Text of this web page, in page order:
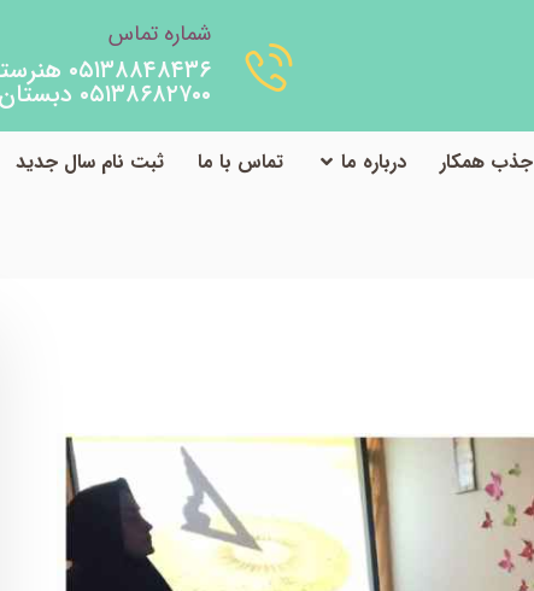
شماره تماس
۰۵۱۳۸۸۴۸۴۳۶ هنرستان
۰۵۱۳۸۶۸۲۷۰۰ دبستان
جذب همکار درباره ما تماس با ما ثبت نام سال جدید